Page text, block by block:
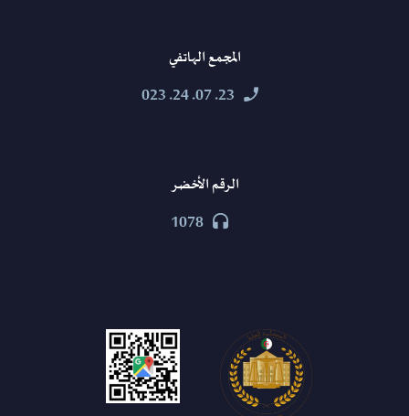
المجمع الهاتفي


23. 07. 24. 023
الرقم الأخضر


1078